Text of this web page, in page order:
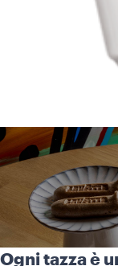
Ogni tazza è